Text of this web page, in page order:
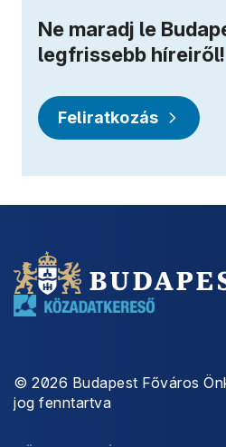
legfrissebb híreiről!
Feliratkozás
jog fenntartva